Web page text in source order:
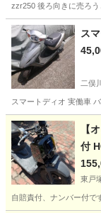
zzr250 後ろ向きに売ろ
神奈川 座間市
ス
二俣
スマートディオ 実働車
神奈川 横浜市
【
付
即
東戸
自賠責付、ナンバー付で